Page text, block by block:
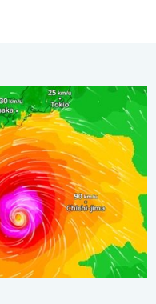
Veel regen en wind. . .